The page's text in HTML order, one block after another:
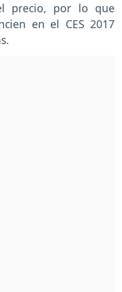
precio, por lo que
en el CES 2017